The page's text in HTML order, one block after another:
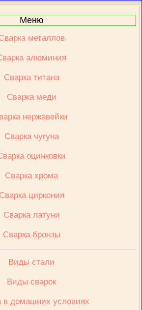
Меню
металлов
алюминия
Сварка титана
Сварка меди
нержавейки
Сварка чугуна
оцинковки
Сварка хрома
Сварка циркония
Сварка латуни
Сварка бронзы
Виды стали
Виды сварок
в домашних условиях